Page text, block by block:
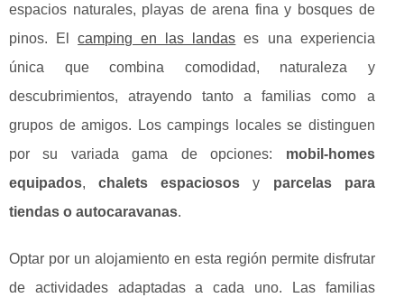
espacios naturales, playas de arena fina y bosques de
pinos. Elcamping en las landas es una experiencia
única que combina comodidad, naturaleza y
descubrimientos, atrayendo tanto a familias como a
grupos de amigos. Los campings locales se distinguen
por su variada gama de opciones: mobil-homes
equipados,chalets espaciosos y parcelas para
tiendas o autocaravanas.
Optar por un alojamiento en esta región permite disfrutar
de actividades adaptadas a cada uno. Las familias